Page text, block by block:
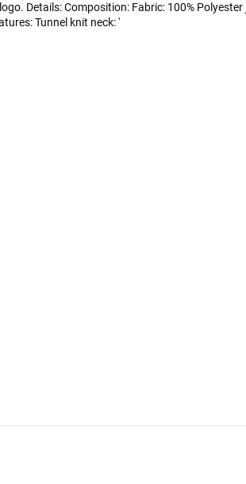
Details: Composition: Fabric: 100%
Tunnel knit neck: '